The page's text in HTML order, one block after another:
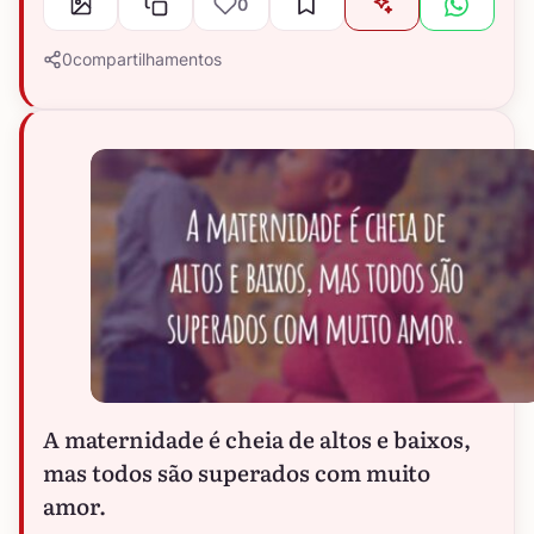
0
0compartilhamentos
A maternidade é cheia de altos e baixos,
mas todos são superados com muito
amor.